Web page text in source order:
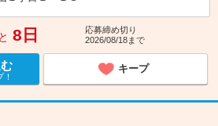
8日
応募締め切り
2026/08/18まで
キープ